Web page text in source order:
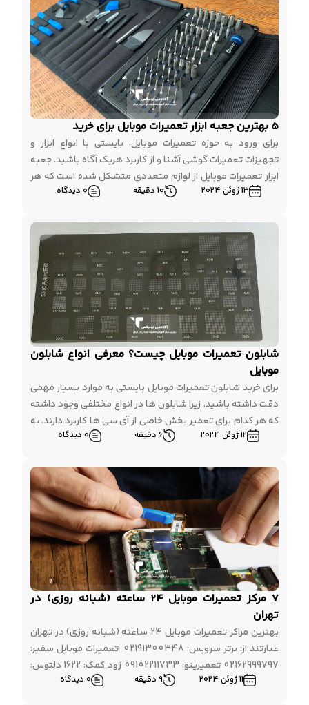
5 بهترین جعبه ابزار تعمیرات موبایل برای خرید
برای ورود به حوزه تعمیرات موبایل، بایستی با انواع ابزار و
تجهیزات تعمیرات گوشی آشنا و از کاربرد هریک آگاه باشید. جعبه
ابزار تعمیرات موبایل از لوازم متعددی متشکل شده است که هر
کدام کاربرد منحصر به فردی داشته و در فرآیند تعمیرات موبایل،
13 ژوئن 2024 10 دقیقه 0 دیدگاه
شابلون تعمیرات موبایل چیست؟ معرفی انواع شابلون
موبایل
برای خرید شابلون تعمیرات موبایل بایستی به موارد بسیار مهمی
دقت داشته باشید، زیرا شابلون ها در انواع مختلفی وجود داشته
که هر کدام برای تعمیر بخش خاصی از آی سی ها کاربرد دارند. به
صورت کاملا ساده شابلون موبایل ورق فلزی نازک محسوب می
12 ژوئن 2024 6 دقیقه 0 دیدگاه
7 مرکز تعمیرات موبایل 24 ساعته (شبانه روزی) در
تهران
بهترین مراکز تعمیرات موبایل 24 ساعته (شبانه روزی) در تهران
عبارتند از: برتر سرویس: 02191300348 تعمیرات موبایل سفیر:
02162999797 تعمیرینو: 09102211733 زود کمک: 1622 دلتوس:
099129409887 مجموعه تعمیر موبایل: 021-62948 چنانچه
11 ژوئن 2024 9 دقیقه 0 دیدگاه